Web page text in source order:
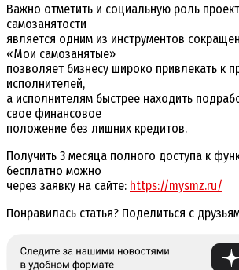
Важно отметить и социальную роль
самозанятости
является одним из инструментов
«Мои самозанятые»
позволяет бизнесу широко привлекать к
исполнителей,
а исполнителям быстрее находить
свое финансовое
положение без лишних кредитов.
Получить 3 месяца полного доступа к
бесплатно можно
через заявку на сайте: https://mysmz.ru/
Понравилась статья? Поделиться с